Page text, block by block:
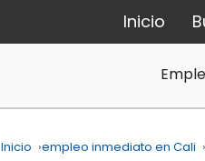
Inicio
Inicio ›empleo inmediato en Cali ›